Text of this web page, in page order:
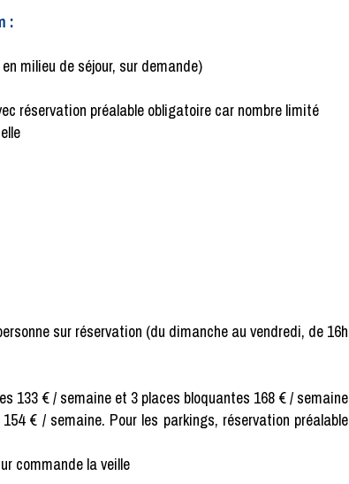
:
milieu de séjour, sur demande)
réservation préalable obligatoire car nombre limité
sur réservation (du dimanche au vendredi, de 16h
133 € / semaine et 3 places bloquantes 168 € / semaine
€ / semaine. Pour les parkings, réservation préalable
commande la veille